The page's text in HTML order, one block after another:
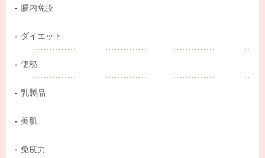
腸内免疫
ダイエット
便秘
乳製品
美肌
免疫力